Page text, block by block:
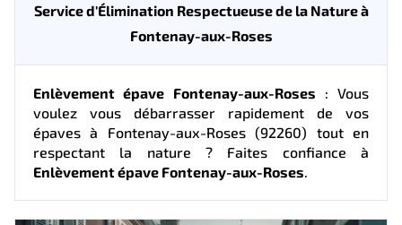
Service d'Élimination Respectueuse de la Nature à
Fontenay-aux-Roses
Enlèvement épave Fontenay-aux-Roses : Vous
voulez vous débarrasser rapidement de vos
épaves à Fontenay-aux-Roses (92260) tout en
respectant la nature ? Faites confiance à
Enlèvement épave Fontenay-aux-Roses.